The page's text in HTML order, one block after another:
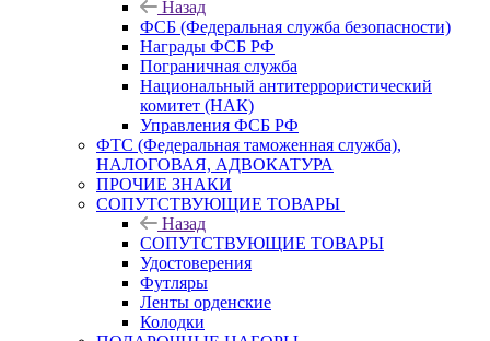
Назад
ФСБ (Федеральная служба безопасности)
Награды ФСБ РФ
Пограничная служба
Национальный антитеррористический
комитет (НАК)
Управления ФСБ РФ
ФТС (Федеральная таможенная служба),
НАЛОГОВАЯ, АДВОКАТУРА
ПРОЧИЕ ЗНАКИ
СОПУТСТВУЮЩИЕ ТОВАРЫ
Назад
СОПУТСТВУЮЩИЕ ТОВАРЫ
Удостоверения
Футляры
Ленты орденские
Колодки